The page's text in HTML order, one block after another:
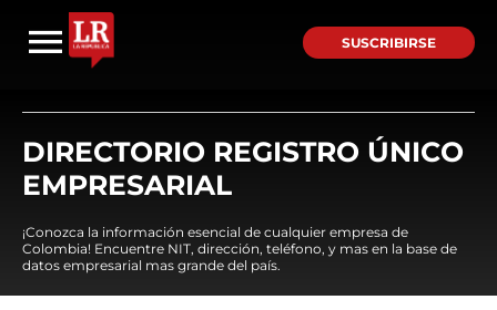
SUSCRIBIRSE
DIRECTORIO REGISTRO ÚNICO
EMPRESARIAL
¡Conozca la información esencial de cualquier empresa de
Colombia! Encuentre NIT, dirección, teléfono, y mas en la base de
datos empresarial mas grande del país.